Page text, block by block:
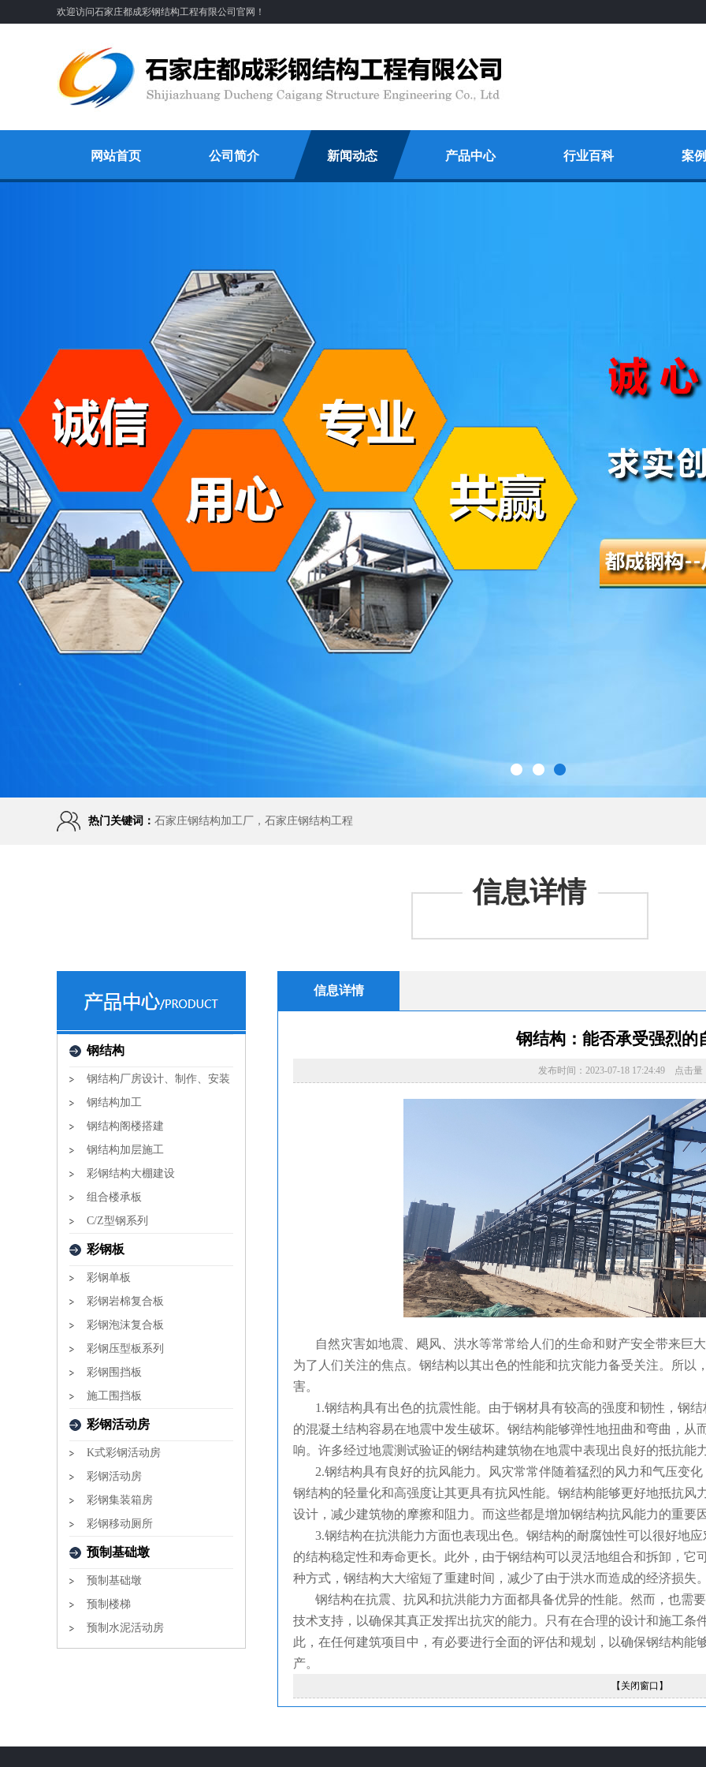
欢迎访问石家庄都成彩钢结构工程有限公司官网！
网站首页 公司简介 新闻动态 产品中心 行业百科 案
热门关键词： 石家庄钢结构加工厂，石家庄钢结构工程
信息详情
钢结构
钢结构厂房设计、制作、安装
钢结构加工
钢结构阁楼搭建
钢结构加层施工
彩钢结构大棚建设
组合楼承板
C/Z型钢系列
彩钢板
彩钢单板
彩钢岩棉复合板
彩钢泡沫复合板
彩钢压型板系列
彩钢围挡板
施工围挡板
彩钢活动房
K式彩钢活动房
彩钢活动房
彩钢集装箱房
彩钢移动厕所
预制基础墩
预制基础墩
预制楼梯
预制水泥活动房
信息详情
钢结构：能否承受强烈的
发布时间：2023-07-18 17:24:49 点击量
自然灾害如地震、飓风、洪水等常常给人们的生命和财产安全带来巨
为了人们关注的焦点。钢结构以其出色的性能和抗灾能力备受关注。所以
害。
1.钢结构具有出色的抗震性能。由于钢材具有较高的强度和韧性，钢结
的混凝土结构容易在地震中发生破坏。钢结构能够弹性地扭曲和弯曲，从
响。许多经过地震测试验证的钢结构建筑物在地震中表现出良好的抵抗能
2.钢结构具有良好的抗风能力。风灾常常伴随着猛烈的风力和气压变
钢结构的轻量化和高强度让其更具有抗风性能。钢结构能够更好地抵抗风
设计，减少建筑物的摩擦和阻力。而这些都是增加钢结构抗风能力的重要
3.钢结构在抗洪能力方面也表现出色。钢结构的耐腐蚀性可以很好地应
的结构稳定性和寿命更长。此外，由于钢结构可以灵活地组合和拆卸，
种方式，钢结构大大缩短了重建时间，减少了由于洪水而造成的经济损失
钢结构在抗震、抗风和抗洪能力方面都具备优异的性能。然而，也需
技术支持，以确保其真正发挥出抗灾的能力。只有在合理的设计和施工条
此，在任何建筑项目中，有必要进行全面的评估和规划，以确保钢结构能
产。
【关闭窗口】